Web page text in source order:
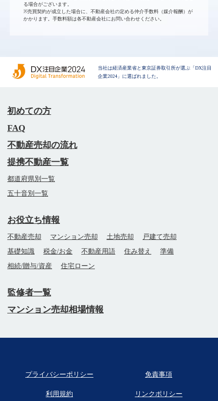
る場合がございます。
※売買契約が成立した場合に、不動産会社の定める仲介手数料（媒介報酬）が
かかります。手数料額は各不動産会社にお問い合わせください。
当社は経済産業省と東京証券取引所が選ぶ「DX注目
企業2024」に選ばれました。
初めての方
FAQ
不動産売却の流れ
提携不動産一覧
都道府県別一覧
五十音別一覧
お役立ち情報
不動産売却 マンション売却 土地売却
戸建て売却
基礎知識
税金/お金 不動産用語 住み替え
準備
相続/贈与/資産
住宅ローン
監修者一覧
マンション売却相場情報
プライバシーポリシー 免責事項
利用規約 リンクポリシー